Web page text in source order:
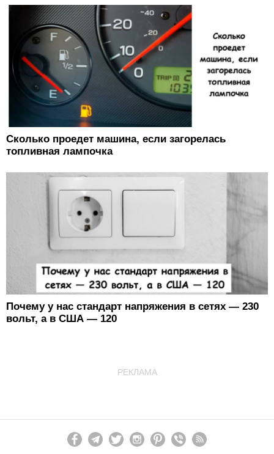
Сколько проедет машина, если загорелась
топливная лампочка
Почему у нас стандарт напряжения в сетях — 230
вольт, а в США — 120
РЕКЛАМА